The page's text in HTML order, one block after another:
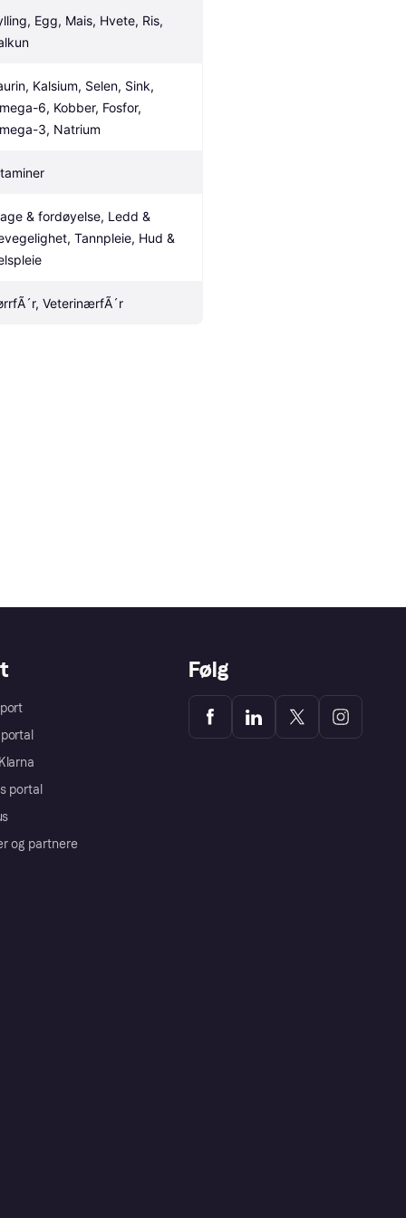
Egg, Mais, Hvete, Ris,
Kalsium, Selen, Sink,
6, Kobber, Fosfor,
3, Natrium
& fordøyelse, Ledd &
Tannpleie, Hud &
VeterinærfÃ´r
portal
og partnere
Følg